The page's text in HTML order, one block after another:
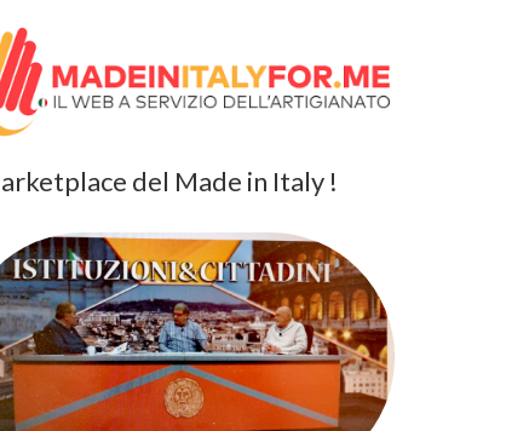
del Made in Italy !